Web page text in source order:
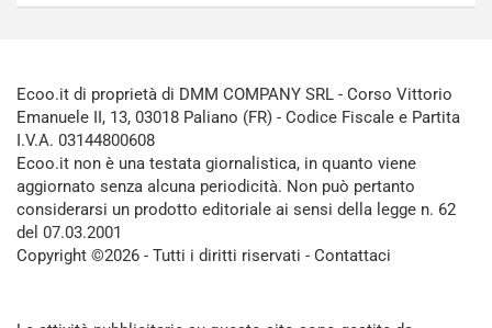
Ecoo.it di proprietà di DMM COMPANY SRL - Corso Vittorio
Emanuele II, 13, 03018 Paliano (FR) - Codice Fiscale e Partita
I.V.A. 03144800608
Ecoo.it non è una testata giornalistica, in quanto viene
aggiornato senza alcuna periodicità. Non può pertanto
considerarsi un prodotto editoriale ai sensi della legge n. 62
del 07.03.2001
Copyright ©2026 - Tutti i diritti riservati - Contattaci